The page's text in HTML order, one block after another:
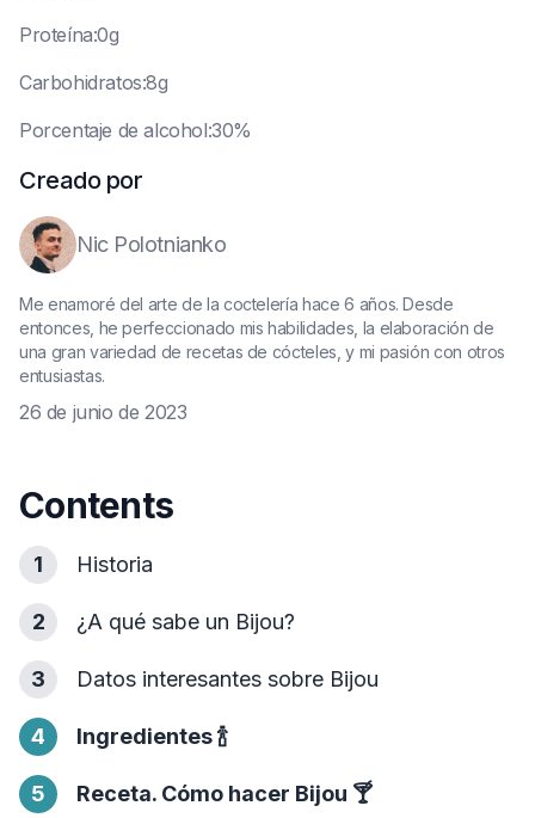
Proteína:0g
Carbohidratos:8g
Porcentaje de alcohol:30%
Creado por
Nic Polotnianko
Me enamoré del arte de la coctelería hace 6 años. Desde
entonces, he perfeccionado mis habilidades, la elaboración de
una gran variedad de recetas de cócteles, y mi pasión con otros
entusiastas.
26 de junio de 2023
Contents
1 Historia
2 ¿A qué sabe un Bijou?
3 Datos interesantes sobre Bijou
4 Ingredientes🍾
5 Receta. Cómo hacer Bijou 🍸